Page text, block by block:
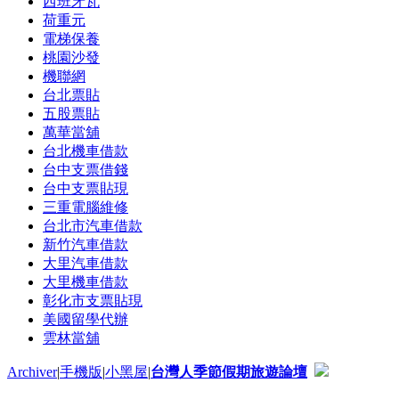
荷重元
電梯保養
桃園沙發
機聯網
台北票貼
五股票貼
萬華當舖
台北機車借款
台中支票借錢
台中支票貼現
三重電腦維修
台北市汽車借款
新竹汽車借款
大里汽車借款
大里機車借款
彰化市支票貼現
美國留學代辦
雲林當舖
Archiver|手機版|小黑屋|台灣人季節假期旅遊論壇